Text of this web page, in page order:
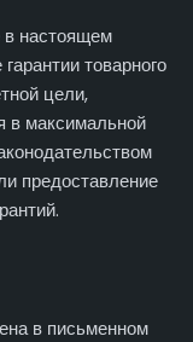
в настоящем
товарного
цели,
в максимальной
предоставление
в письменном